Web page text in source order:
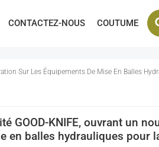
CONTACTEZ-NOUS COUTUME
Sur Les Équipements De Mise En Balles
GOOD-KNIFE, ouvrant un
en balles hydrauliques pour